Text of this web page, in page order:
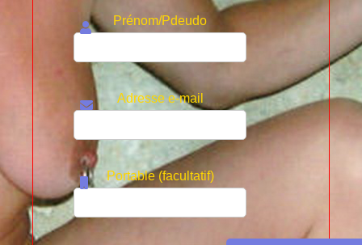
Prénom/Pdeudo
Adresse e-mail
Portable (facultatif)